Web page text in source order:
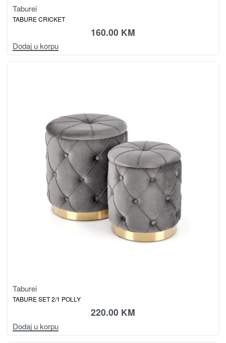
Taburei
TABURE CRICKET
160.00 KM
Dodaj u korpu
Taburei
TABURE SET 2/1 POLLY
220.00 KM
Dodaj u korpu